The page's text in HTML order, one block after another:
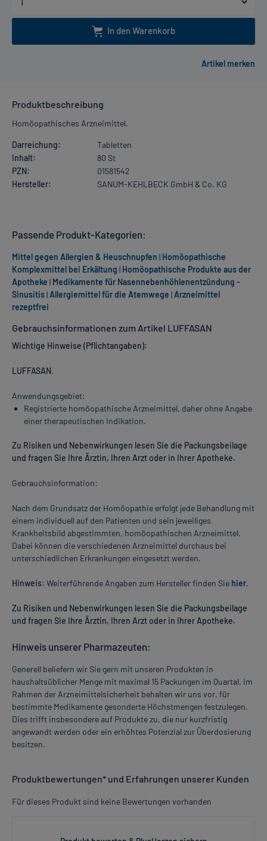
In den Warenkorb
Produktbeschreibung
Homöopathisches Arzneimittel.
Darreichung:
Tabletten
Inhalt:
80 St
PZN:
01581542
Hersteller:
SANUM-KEHLBECK GmbH & Co. KG
Gebrauchsinformationen zum Artikel LUFFASAN
Wichtige Hinweise (Pflichtangaben):
LUFFASAN.
Anwendungsgebiet:
Registrierte homöopathische Arzneimittel, daher ohne Angabe
einer therapeutischen Indikation.
Zu Risiken und Nebenwirkungen lesen Sie die Packungsbeilage
und fragen Sie Ihre Ärztin, Ihren Arzt oder in Ihrer Apotheke.
Gebrauchsinformation:
Nach dem Grundsatz der Homöopathie erfolgt jede Behandlung mit
einem individuell auf den Patienten und sein jeweiliges
Krankheitsbild abgestimmten, homöopathischen Arzneimittel.
Dabei können die verschiedenen Arzneimittel durchaus bei
unterschiedlichen Erkrankungen eingesetzt werden.
Hinweis: Weiterführende Angaben zum Hersteller finden Sie hier.
Zu Risiken und Nebenwirkungen lesen Sie die Packungsbeilage
und fragen Sie Ihre Ärztin, Ihren Arzt oder in Ihrer Apotheke.
Hinweis unserer Pharmazeuten:
Generell beliefern wir Sie gern mit unseren Produkten in
haushaltsüblicher Menge mit maximal 15 Packungen im Quartal. Im
Rahmen der Arzneimittelsicherheit behalten wir uns vor, für
bestimmte Medikamente gesonderte Höchstmengen festzulegen.
Dies trifft insbesondere auf Produkte zu, die nur kurzfristig
angewandt werden oder ein erhöhtes Potenzial zur Überdosierung
besitzen.
Produktbewertungen* und Erfahrungen unserer Kunden
Für dieses Produkt sind keine Bewertungen vorhanden
Passende Produkt-Kategorien:
Mittel gegen Allergien & Heuschnupfen | Homöopathische
Komplexmittel bei Erkältung | Homöopathische Produkte aus der
Apotheke | Medikamente für Nasennebenhöhlenentzündung -
Sinusitis|Allergiemittel für die Atemwege |Arzneimittel
rezeptfrei